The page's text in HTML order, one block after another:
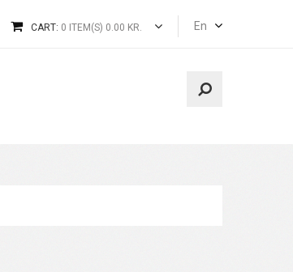
En
CART: 0 ITEM(S) 0.00 KR.